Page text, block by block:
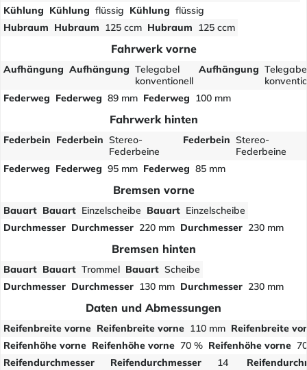
Kühlung Kühlung flüssig Kühlung flüssig
Hubraum Hubraum 125 ccm Hubraum 125 ccm
Fahrwerk vorne
Aufhängung Aufhängung Telegabel
konventionell
Aufhängung
Federweg Federweg 89 mm Federweg 100 mm
Fahrwerk hinten
Federbein Federbein Stereo-
Federbeine
Federbein Stereo-
Federbeine
Federweg Federweg 95 mm Federweg 85 mm
Bremsen vorne
Bauart Bauart Einzelscheibe Bauart Einzelscheibe
Durchmesser Durchmesser 220 mm Durchmesser 230 mm
Bremsen hinten
Bauart Bauart Trommel Bauart Scheibe
Durchmesser Durchmesser 130 mm Durchmesser 230 mm
Daten und Abmessungen
Reifenbreite vorne Reifenbreite vorne 110 mm Reifenbreite
Reifenhöhe vorne Reifenhöhe vorne 70 % Reifenhöhe vorne
Reifendurchmesser
Reifendurchmesser
14